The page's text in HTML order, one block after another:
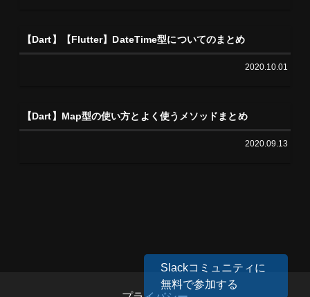
Slackコミュニティに
無料で参加する
【Dart】【Flutter】DateTime型についてのまとめ
2020.10.01
【Dart】Map型の使い方とよく使うメソッドまとめ
2020.09.13